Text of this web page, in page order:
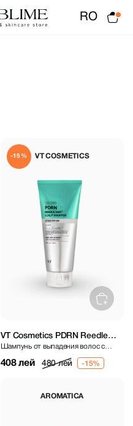
RO
VT COSMETICS
-15%
VT Cosmetics PDRN Reedle
Shot Scalp Shampoo 200 ml
Шампунь от выпадения волос с
408 лей 480 лей
AROMATICA